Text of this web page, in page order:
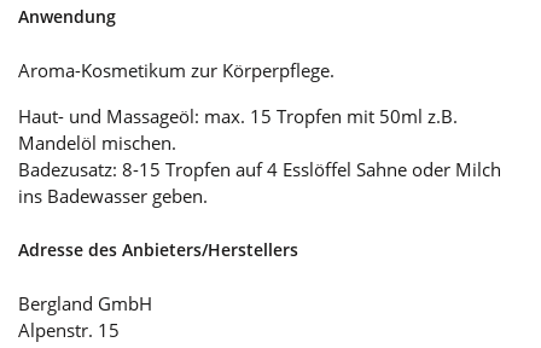
Anwendung
Aroma-Kosmetikum zur Körperpflege.
Haut- und Massageöl: max. 15 Tropfen mit 50ml z.B.
Mandelöl mischen.
Badezusatz: 8-15 Tropfen auf 4 Esslöffel Sahne oder Milch
ins Badewasser geben.
Adresse des Anbieters/Herstellers
Bergland GmbH
Alpenstr. 15